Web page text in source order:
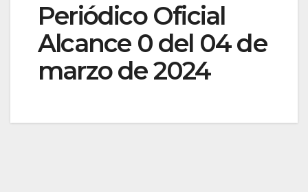
Periódico Oficial
Alcance 0 del 04 de
marzo de 2024